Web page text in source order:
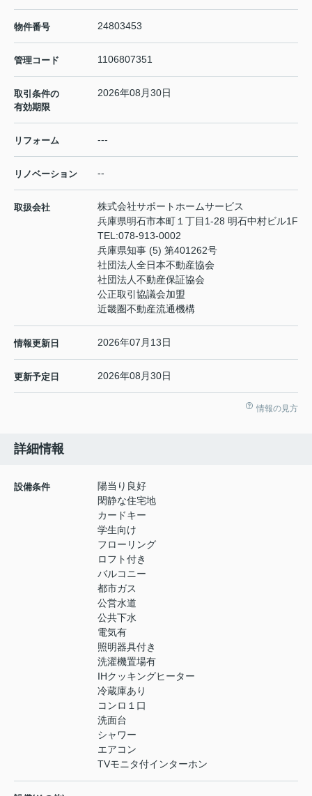
物件番号 24803453
管理コード 1106807351
取引条件の
有効期限
2026年08月30日
リフォーム ---
リノベーション --
取扱会社
株式会社サポートホームサービス
兵庫県明石市本町１丁目1-28 明石中村ビル1F
TEL:078-913-0002
兵庫県知事 (5) 第401262号
社団法人全日本不動産協会
社団法人不動産保証協会
公正取引協議会加盟
近畿圏不動産流通機構
情報更新日 2026年07月13日
更新予定日 2026年08月30日
情報の見方
詳細情報
設備条件
陽当り良好
閑静な住宅地
カードキー
学生向け
フローリング
ロフト付き
バルコニー
都市ガス
公営水道
公共下水
電気有
照明器具付き
洗濯機置場有
IHクッキングヒーター
冷蔵庫あり
コンロ１口
洗面台
シャワー
エアコン
TVモニタ付インターホン